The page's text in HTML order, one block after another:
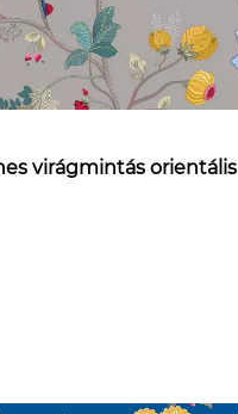
virágmintás orientális